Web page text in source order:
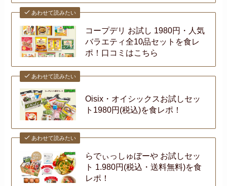
あわせて読みたい
コープデリ お試し 1980円・人気
バラエティ全10品セットを食レ
ポ！口コミはこちら
あわせて読みたい
Oisix・オイシックスお試しセッ
ト1980円(税込)を食レポ！
あわせて読みたい
らでぃっしゅぼーや お試しセッ
ト 1.980円(税込・送料無料)を食
レポ！